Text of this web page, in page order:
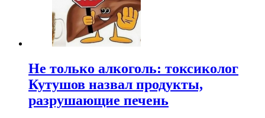
Не только алкоголь: токсиколог
Кутушов назвал продукты,
разрушающие печень